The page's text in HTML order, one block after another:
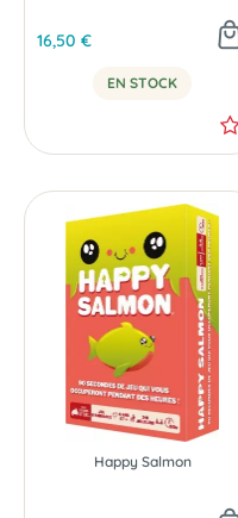
16,50 €
EN STOCK
Happy Salmon